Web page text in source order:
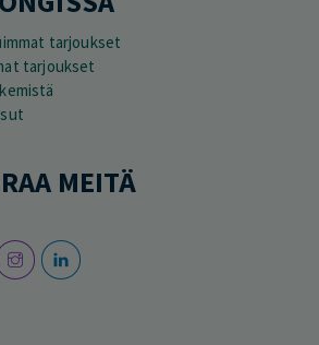
tarjoukset
tarjoukset
MEITÄ